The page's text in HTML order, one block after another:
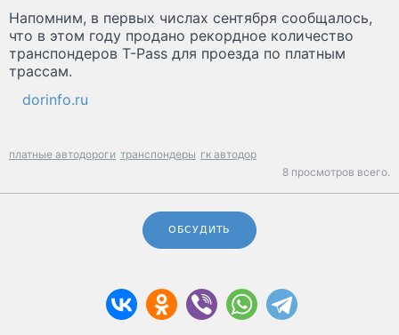
Напомним, в первых числах сентября сообщалось,
что в этом году продано рекордное количество
транспондеров T-Pass для проезда по платным
трассам.
dorinfo.ru
платные автодороги транспондеры гк автодор
8 просмотров всего.
ОБСУДИТЬ